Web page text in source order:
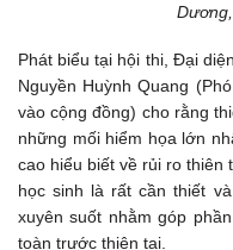
Phát biểu tại hội thi, Đại
Nguyền Huỳnh Quang
vào cộng đồng) cho rằng
những mối hiểm họa lớn
cao hiểu biết về rủi ro thiên
học sinh là rất cần thiết
xuyên suốt nhằm góp
toàn trước thiên tai.